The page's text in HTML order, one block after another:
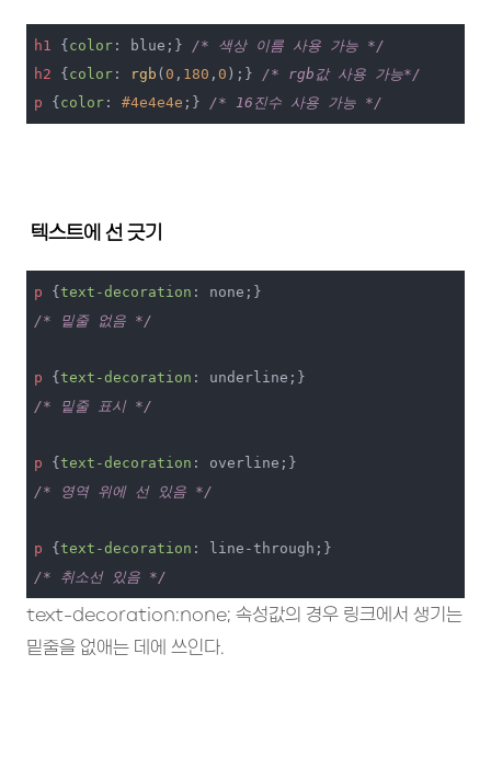
h1 {color: blue;}
/* 색상 이름 사용 가능 */
h2 {color: rgb (0 , 180 , 0 );}
/* rgb값 사용 가능*/
p {color: #4e4e4e ;} /* 16진수 사용 가능 */
텍스트에 선 긋기
p {text-decoration
/* 밑줄 없음 */
p {text-decoration
/* 밑줄 표시 */
p {text-decoration
/* 영역 위에 선 있음 */
p {text-decoration
/* 취소선 있음 */
text-decoration:none; 속성값의 경우 링크에서 생기는
밑줄을 없애는 데에 쓰인다.